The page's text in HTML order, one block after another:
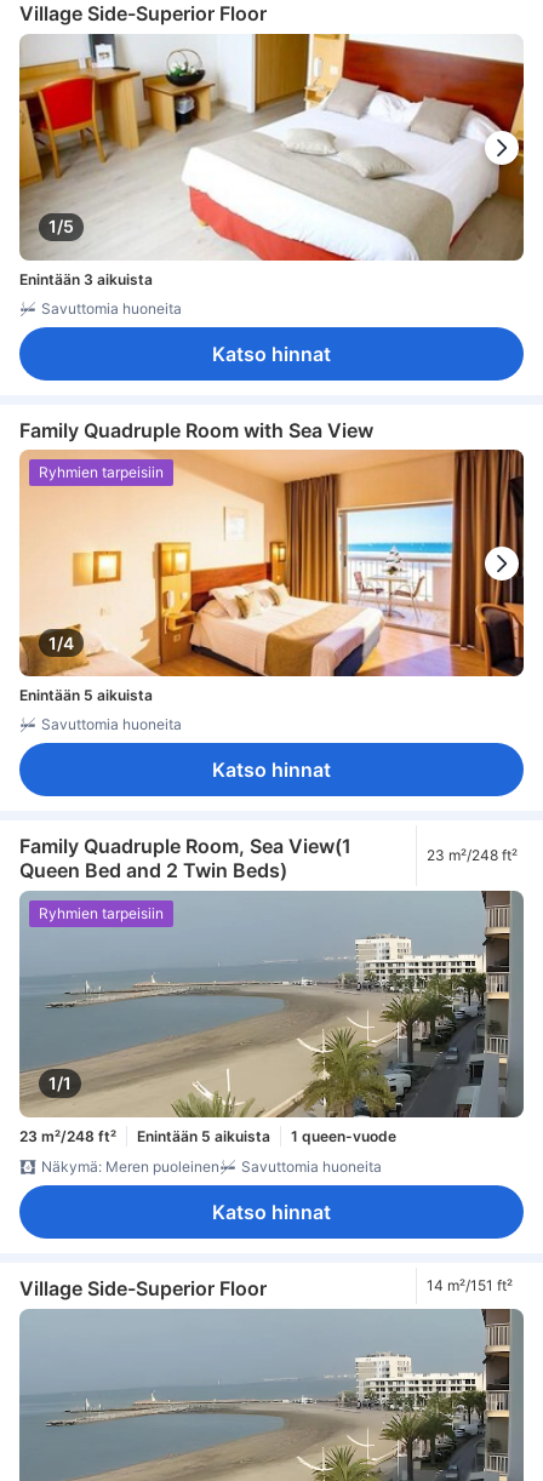
Village Side-Superior Floor
1/5
Enintään 3 aikuista
Savuttomia huoneita
Katso hinnat
Family Quadruple Room with Sea View
1/4
Ryhmien tarpeisiin
Enintään 5 aikuista
Savuttomia huoneita
Katso hinnat
Family Quadruple Room, Sea View(1
Queen Bed and 2 Twin Beds)
23 m²/248 ft²
1/1
Ryhmien tarpeisiin
23 m²/248 ft² Enintään 5 aikuista
1 queen-vuode
Näkymä: Meren puoleinen
Savuttomia huoneita
Katso hinnat
Village Side-Superior Floor 14 m²/151 ft²